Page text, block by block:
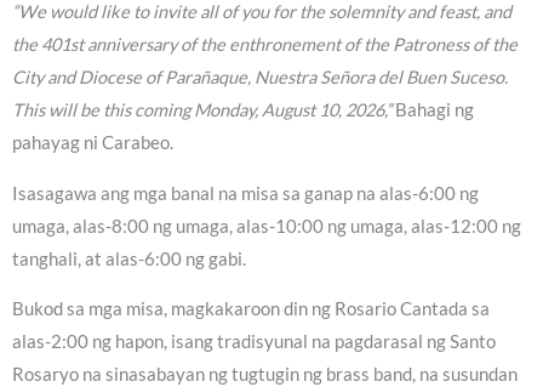
“We would like to invite all of you for the solemnity and feast, and
the 401st anniversary of the enthronement of the Patroness of the
City and Diocese of Parañaque, Nuestra Señora del Buen Suceso.
This will be this coming Monday, August 10, 2026,”Bahagi ng
pahayag ni Carabeo.
Isasagawa ang mga banal na misa sa ganap na alas-6:00 ng
umaga, alas-8:00 ng umaga, alas-10:00 ng umaga, alas-12:00 ng
tanghali, at alas-6:00 ng gabi.
Bukod sa mga misa, magkakaroon din ng Rosario Cantada sa
alas-2:00 ng hapon, isang tradisyunal na pagdarasal ng Santo
Rosaryo na sinasabayan ng tugtugin ng brass band, na susundan